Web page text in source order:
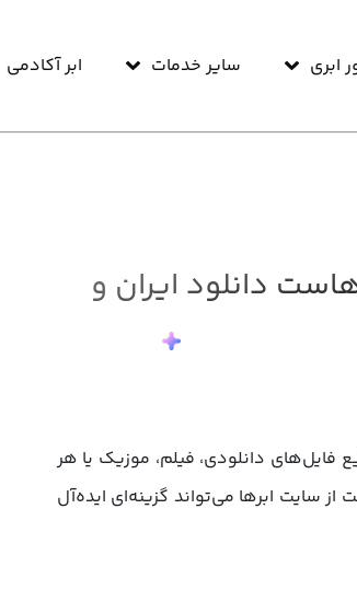
ابری سایر خدمات ابر آکادمی
دانلود ایران و
فایل‌های دانلودی، فیلم، موزیک یا هر
سایت ابرها می‌تواند گزینه‌ای ایده‌آل